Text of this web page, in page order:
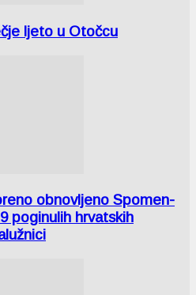
ljeto u Otočcu
obnovljeno Spomen-
poginulih hrvatskih